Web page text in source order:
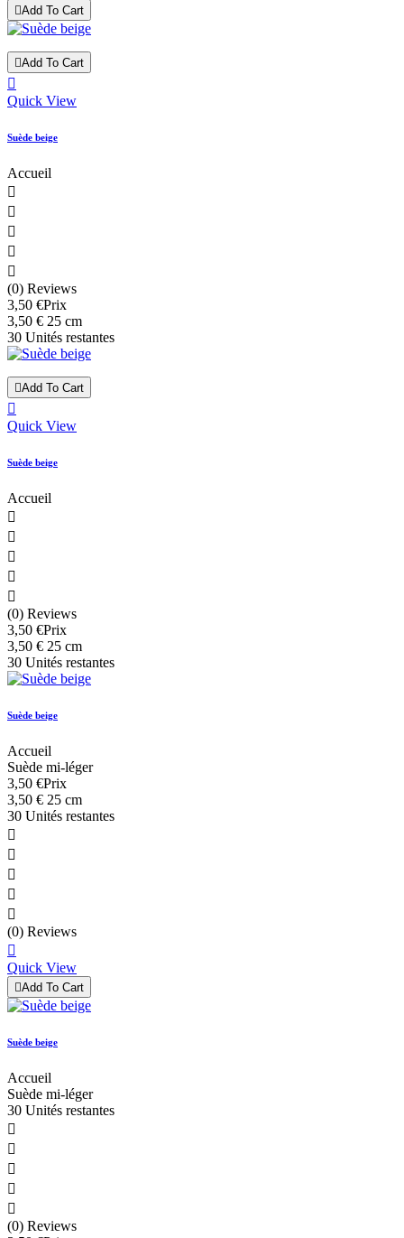
Add To Cart
Add To Cart

Quick View
Suède beige
Accueil





(0) Reviews
3,50 €Prix
3,50 € 25 cm
30 Unités restantes
Add To Cart

Quick View
Suède beige
Accueil





(0) Reviews
3,50 €Prix
3,50 € 25 cm
30 Unités restantes
Suède beige
Accueil
Suède mi-léger
3,50 €Prix
3,50 € 25 cm
30 Unités restantes





(0) Reviews

Quick View
Add To Cart
Suède beige
Accueil
Suède mi-léger
30 Unités restantes





(0) Reviews